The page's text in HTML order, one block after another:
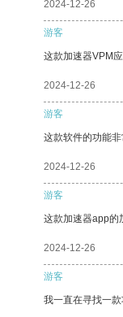
2024-12-26
游客
这款加速器VPM
2024-12-26
游客
这款软件的功能非
2024-12-26
游客
这款加速器app的
2024-12-26
游客
我一直在寻找一